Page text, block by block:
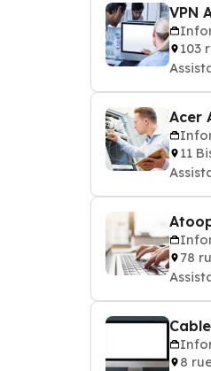
VPN
103
Acer
11
78
8